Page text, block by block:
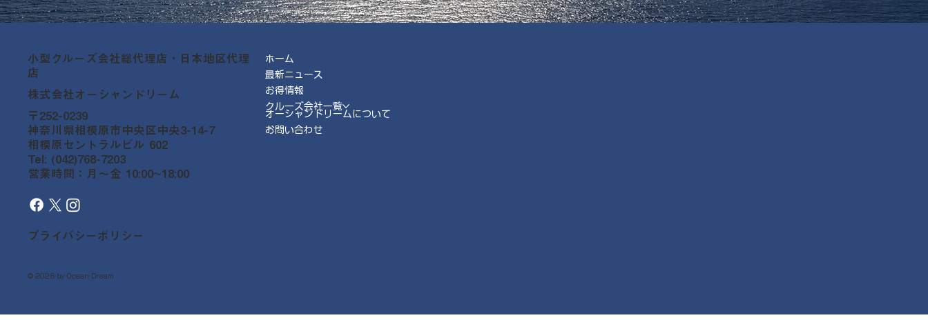
小型クルーズ会社総代理店・日本地区代理
店
株式会社オーシャンドリーム
〒252-0239
神奈川県相模原市中央区中央3-14-7
相模原セントラルビル 602
Tel: (042)768-7203
営業時間：月～金 10:00~18:00
プライバシーポリシー
ホーム
最新ニュース
お得情報
クルーズ会社一覧
オーシャンドリームについて
お問い合わせ
© 2026 by Ocean Dream